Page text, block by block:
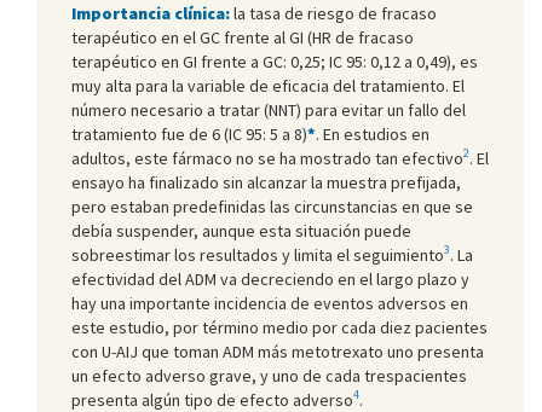
Importancia clínica:la tasa de riesgo de fracaso
terapéutico en el GC frente al GI (HR de fracaso
terapéutico en GI frente a GC: 0,25; IC 95: 0,12 a 0,49), es
muy alta para la variable de eficacia del tratamiento. El
número necesario a tratar (NNT) para evitar un fallo del
tratamiento fue de 6 (IC 95: 5 a 8)*. En estudios en
adultos, este fármaco no se ha mostrado tan efectivo2. El
ensayo ha finalizado sin alcanzar la muestra prefijada,
pero estaban predefinidas las circunstancias en que se
debía suspender, aunque esta situación puede
sobreestimar los resultados y limita el seguimiento3. La
efectividad del ADM va decreciendo en el largo plazo y
hay una importante incidencia de eventos adversos en
este estudio, por término medio por cada diez pacientes
con U-AIJ que toman ADM más metotrexato uno presenta
un efecto adverso grave, y uno de cada trespacientes
presenta algún tipo de efecto adverso4.